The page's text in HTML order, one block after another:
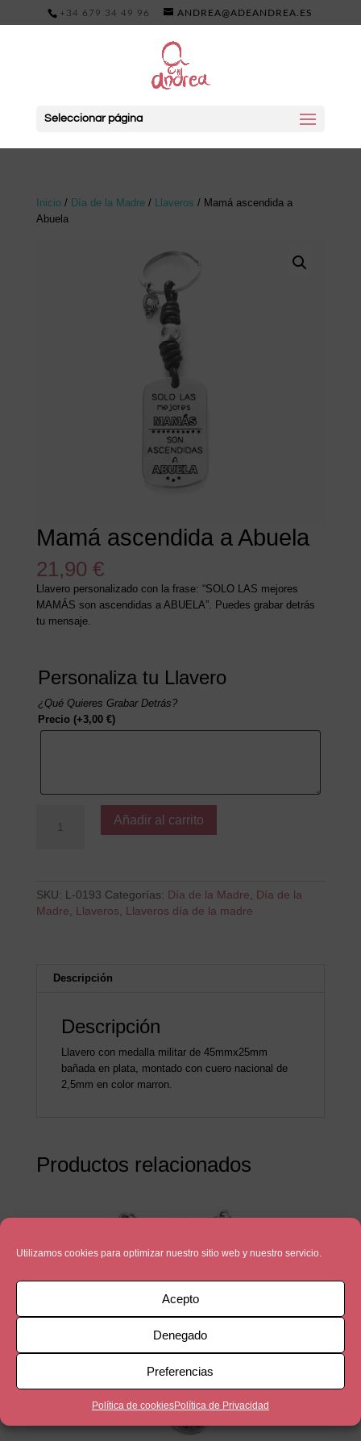
Utilizamos cookies para optimizar nuestro sitio web y nuestro servicio.
Acepto
Denegado
Preferencias
Política de cookiesPolítica de Privacidad
+34 679 34 49 96 ANDREA@ADEANDREA.ES
Seleccionar página
Inicio/ Día de la Madre/ Llaveros / Mamá ascendida a
Abuela
Mamá ascendida a Abuela
21,90 €
Llavero personalizado con la frase: “SOLO LAS mejores
MAMÁS son ascendidas a ABUELA”. Puedes grabar detrás
tu mensaje.
Personaliza tu Llavero
¿Qué Quieres Grabar Detrás?
Precio (+3,00 €)
ascendida
Añadir al carrito
SKU: L-0193 Categorías: Día de la Madre, Día de la
Madre, Llaveros, Llaveros día de la madre
Descripción
Descripción
Llavero con medalla militar de 45mmx25mm
bañada en plata, montado con cuero nacional de
2,5mm en color marron.
Productos relacionados